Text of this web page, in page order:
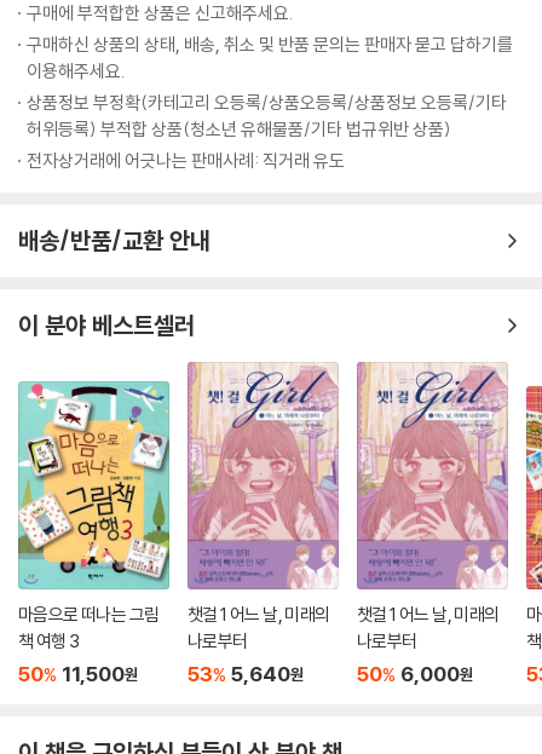
명나라에서 들여온 『천주실의』라는 책이 전파되면서 나중에는 신앙으로
까지 받아들여졌으며 상민, 부녀자, 기생, 양반 등 신분에 상관없이 퍼져
나갔다. 서학에서는 세상 모든 사람의 평등을 주장하고 제사 의식 등을 금
지하며 기존 성리학 중심의 사회를 부정했다. 이때 나라에서는 서학, 천주
교를 쫓는 건 기존 질서를 무너뜨리고 잘못된 문화를 전파하는 거라 여겨
가혹한 탄압을 일삼게 되었다.
주인공 장이의 아버지는 필사쟁이로, 밤낮 가리지 않고 언문(한글) 이야기
책을 비롯해 수많은 한자 책을 베껴 쓰며 생활을 이어 나간다. 그런데 어느
끌려간다. 천주학 책을 사간 사람들에 대한 신의를 끝까지 지키며 장이의
다. 이처럼 아버지와 장이에게 ‘필사’라는 일은 꿈과 시련을 동시에 안겨 주
는 것이다. 손이 펴지지 않을 정도로 밤새 필사를 하며 꿈을 잃지 않았던 아
버지. 한순간에 불어 닥친 태풍 앞에서 가진 것 없는 장이네 부자는 속수무
책일 수밖에 없다.
책방 심부름꾼 장이, 세상 밖에 발을 내딛다
장이는 책방 주인 최 서쾌의 말에 따라 책방 심부름꾼 생활을 시작한다. 새
로 들어온 이야기책을 정리하고, 주문 받은 책들을 배달하며 장이는 바쁜
나날을 보낸다. 외롭고 고된 생활 속에서도 늘 호기심 가득한 눈으로 세상
을 보며 영특하고 의젓하게 성장해 나간다.
구매에 부적합한 상품은 신고해주세요.
구매하신 상품의 상태, 배송, 취소 및 반품 문의는 판매자 묻고 답하기를
이용해주세요.
상품정보 부정확(카테고리 오등록/상품오등록/상품정보 오등록/기타
허위등록) 부적합 상품(청소년 유해물품/기타 법규위반 상품)
전자상거래에 어긋나는 판매사례: 직거래 유도
배송/반품/교환 안내
이 분야 베스트셀러
마음으로 떠나는 그림
책 여행 3
50% 11,500원
챗걸 1 어느 날, 미래의
나로부터
53% 5,640원
챗걸 1 어느 날, 미래의
나로부터
50% 6,000원